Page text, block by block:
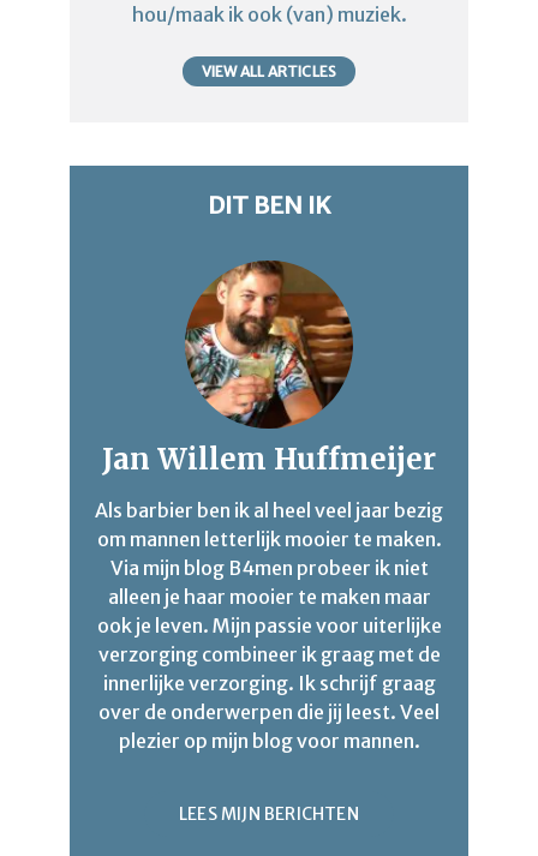
hou/maak ik ook (van) muziek.
VIEW ALL ARTICLES
DIT BEN IK
Jan Willem Huffmeijer
Als barbier ben ik al heel veel jaar bezig
om mannen letterlijk mooier te maken.
Via mijn blog B4men probeer ik niet
alleen je haar mooier te maken maar
ook je leven. Mijn passie voor uiterlijke
verzorging combineer ik graag met de
innerlijke verzorging. Ik schrijf graag
over de onderwerpen die jij leest. Veel
plezier op mijn blog voor mannen.
LEES MIJN BERICHTEN